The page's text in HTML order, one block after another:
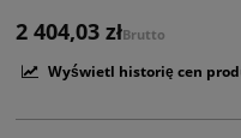
2 404,03 złBrutto
Wyświetl historię cen